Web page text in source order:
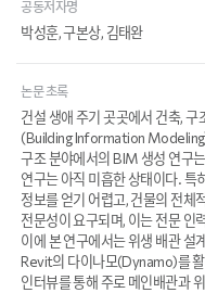
공동저자명
박성훈, 구본상, 김태완
논문 초록
건설 생애 주기 곳곳에서 건축,
(Building Information Modeling)
구조 분야에서의 BIM 생성 연구
연구는 아직 미흡한 상태이다. 특
정보를 얻기 어렵고, 건물의 전체
전문성이 요구되며, 이는 전문 인
이에 본 연구에서는 위생 배관 설
Revit의 다이나모(Dynamo)를
인터뷰를 통해 주로 메인배관과